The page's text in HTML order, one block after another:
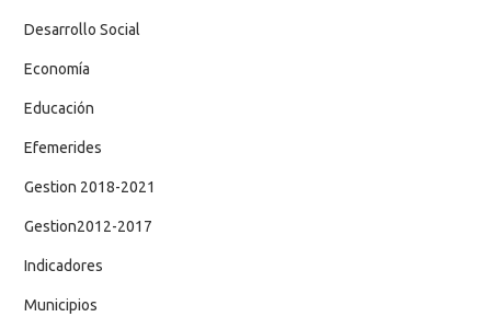
Desarrollo Social
Economía
Educación
Efemerides
Gestion 2018-2021
Gestion2012-2017
Indicadores
Municipios